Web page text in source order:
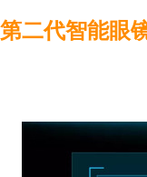
第二代智能眼